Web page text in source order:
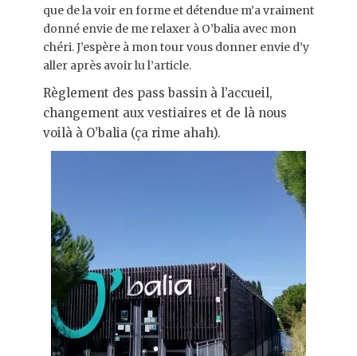
que de la voir en forme et détendue m’a vraiment
donné envie de me relaxer à O’balia avec mon
chéri. J’espère à mon tour vous donner envie d’y
aller après avoir lu l’article.
Règlement des pass bassin à l’accueil,
changement aux vestiaires et de là nous
voilà à O’balia (ça rime ahah).